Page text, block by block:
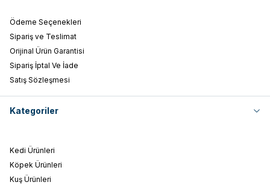
Ödeme Seçenekleri
Sipariş ve Teslimat
Orijinal Ürün Garantisi
Sipariş İptal Ve İade
Satış Sözleşmesi
Kategoriler
Kedi Ürünleri
Köpek Ürünleri
Kuş Ürünleri